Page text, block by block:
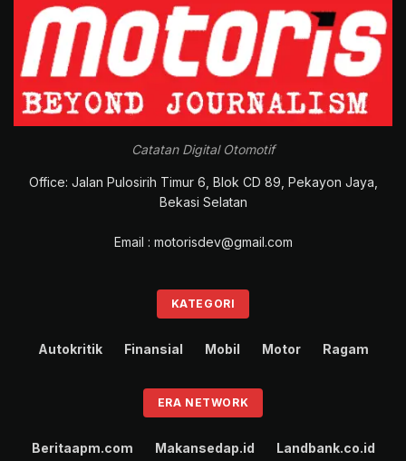
Catatan Digital Otomotif
Office: Jalan Pulosirih Timur 6, Blok CD 89, Pekayon Jaya,
Bekasi Selatan
Email : motorisdev@gmail.com
KATEGORI
Autokritik Finansial Mobil Motor Ragam
ERA NETWORK
Beritaapm.com Makansedap.id Landbank.co.id